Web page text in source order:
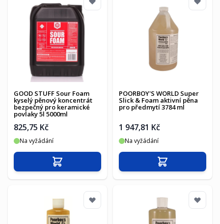
GOOD STUFF Sour Foam
kyselý pěnový koncentrát
bezpečný pro keramické
povlaky 5l 5000ml
825,75 Kč
Na vyžádání
Přidat do košíku
POORBOY'S WORLD Super
Slick & Foam aktivní pěna
pro předmytí 3784 ml
1 947,81 Kč
Na vyžádání
Přidat do košíku